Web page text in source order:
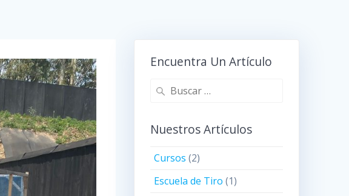
Encuentra Un Artículo
Buscar:
Nuestros Artículos
Cursos (2)
Escuela de Tiro (1)